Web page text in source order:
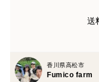
送
香川県高松市
Fumico farm